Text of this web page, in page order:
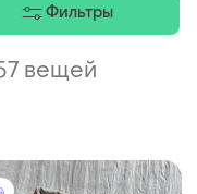
вещей
Фильтры